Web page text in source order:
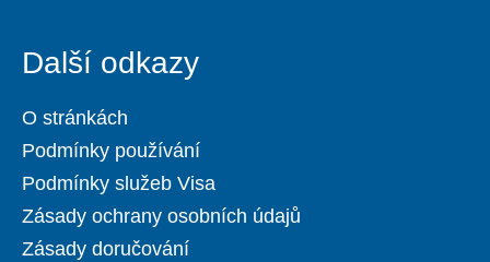
Další odkazy
O stránkách
Podmínky používání
Podmínky služeb Visa
Zásady ochrany osobních údajů
Zásady doručování